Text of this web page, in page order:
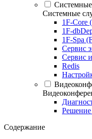
Системные
1F-Core
1F-
1F-Spa
Сервис
Сервис
Redis
Решение
Содержание